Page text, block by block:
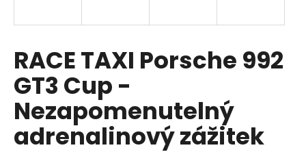
RACE TAXI Porsche 992
GT3 Cup -
Nezapomenutelný
adrenalinový zážitek
í
t
?